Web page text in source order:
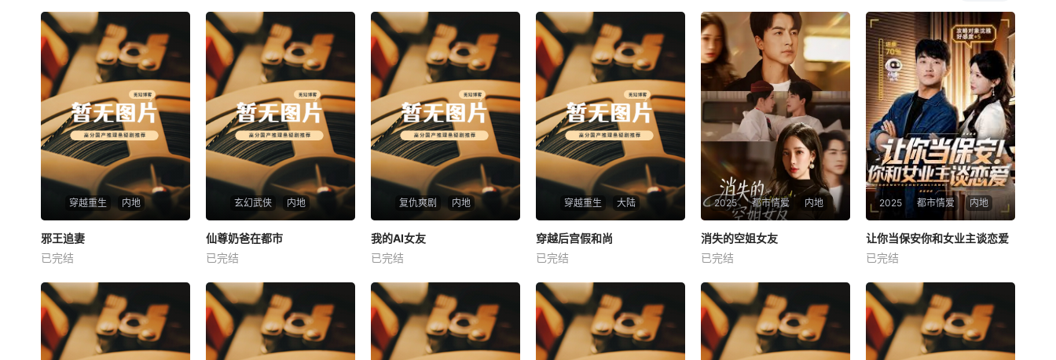
穿越重生 内地
邪王追妻
未知
邪王追妻
已完结
玄幻武侠 内地
仙尊奶爸在都市
未知
仙尊奶爸在都市
已完结
复仇爽剧 内地
我的AI女友
未知
我的AI女友
已完结
穿越重生 大陆
穿越后宫假和尚
未知
穿越后宫假和尚
已完结
2025 都市情爱 内地
消失的空姐女友
未知
消失的空姐女友
已完结
2025 都市情爱 内地
未知
让你当保安你和女业主谈恋爱
已完结